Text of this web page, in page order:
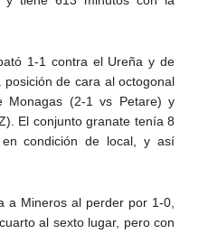
1-1 contra el Ureña y de
de cara al octogonal
Monagas (2-1 vs Petare) y
El conjunto granate tenía 8
en condición de local, y así
a Mineros al perder por 1-0,
al sexto lugar, pero con